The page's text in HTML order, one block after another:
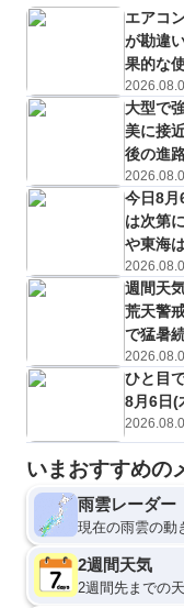
17
%
19
(水)
E
34℃
23 ℃
30%
エアコ
が勘違
果的な
大型で
美に接
後の進
今日8
は次第
や東海
週間天
荒天警
で猛暑
ひと目
8月6日(
いまおすすめの
雨雲レーダー
現在の雨雲の動
2週間天気
2週間先までの